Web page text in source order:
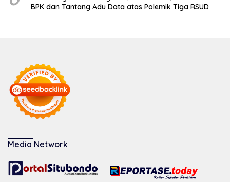
BPK dan Tantang Adu Data atas Polemik Tiga RSUD
Media Network